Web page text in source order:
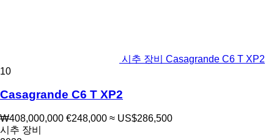
시추 장비 Casagrande C6 T XP2
10
Casagrande C6 T XP2
₩408,000,000 €248,000 ≈ US$286,500
시추 장비